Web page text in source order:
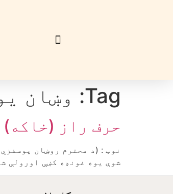
Tag: وښان
حرف راز
نوټ : (د محترم روښان
شوې يوه غونډه کښې اورولې